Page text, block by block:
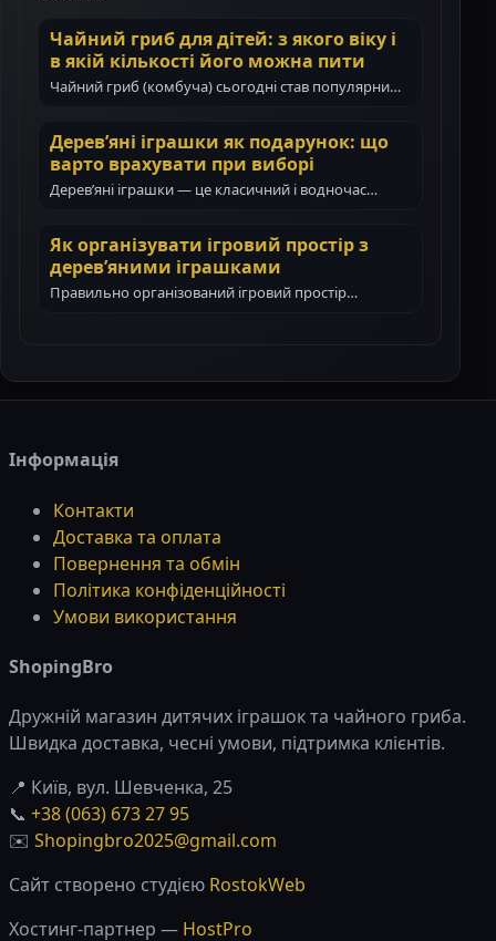
Чайний гриб для дітей: з якого віку і
в якій кількості його можна пити
Чайний гриб (комбуча) сьогодні став популярним
Дерев’яні іграшки як подарунок: що
варто врахувати при виборі
Дерев’яні іграшки — це класичний і водночас
Як організувати ігровий простір з
дерев’яними іграшками
Правильно організований ігровий простір
Інформація
Контакти
Доставка та оплата
Повернення та обмін
Політика конфіденційності
Умови використання
ShopingBro
Дружній магазин дитячих іграшок та чайного гриба.
Швидка доставка, чесні умови, підтримка клієнтів.
📍 Київ, вул. Шевченка, 25
📞 +38 (063) 673 27 95
✉️ Shopingbro2025@gmail.com
Сайт створено студією RostokWeb
Хостинг-партнер — HostPro